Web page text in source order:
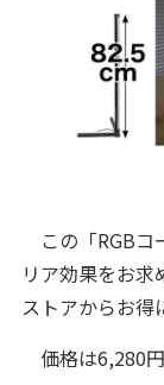
この「RGBコ
リア効果をお求
ストアからお得
価格は6,280円